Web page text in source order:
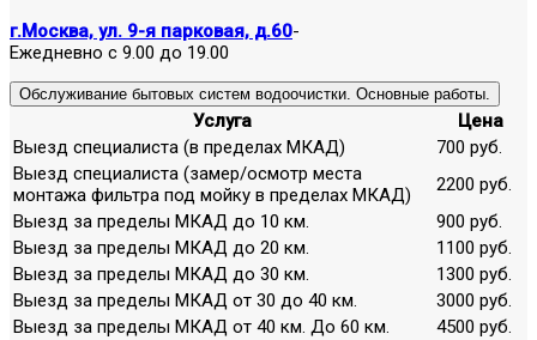
г.Москва, ул. 9-я парковая, д.60-
Ежедневно с 9.00 до 19.00
Обслуживание бытовых систем водоочистки. Основные работы.
Услуга
Цена
Выезд специалиста (в пределах МКАД)
700 руб.
Выезд специалиста (замер/осмотр места
монтажа фильтра под мойку в пределах МКАД)
2200 руб.
Выезд за пределы МКАД до 10 км.
900 руб.
Выезд за пределы МКАД до 20 км.
1100 руб.
Выезд за пределы МКАД до 30 км.
1300 руб.
Выезд за пределы МКАД от 30 до 40 км.
3000 руб.
Выезд за пределы МКАД от 40 км. До 60 км.
4500 руб.